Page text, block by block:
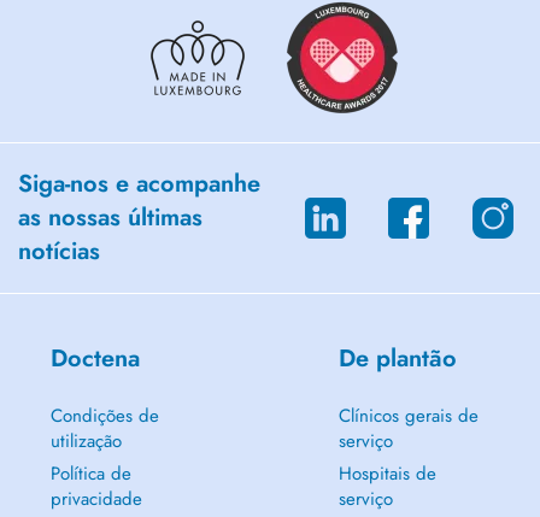
Siga-nos e acompanhe
as nossas últimas
notícias
Doctena
Condições de
utilização
Política de
privacidade
De plantão
Clínicos gerais de
serviço
Hospitais de
serviço